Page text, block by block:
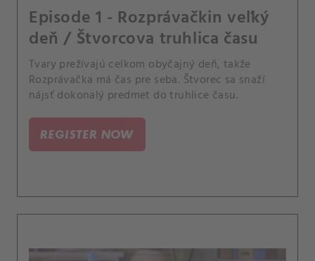
Episode 1 - Rozprávačkin veľký
deň / Štvorcova truhlica času
Tvary prežívajú celkom obyčajný deň, takže
Rozprávačka má čas pre seba. Štvorec sa snaží
nájsť dokonalý predmet do truhlice času.
REGISTER NOW